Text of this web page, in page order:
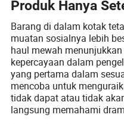
Produk Hanya
Barang di dalam kotak
muatan sosialnya lebih
haul mewah
kepercayaan dalam
yang pertama dalam
mencoba untuk
tidak dapat atau tidak
langsung memahami